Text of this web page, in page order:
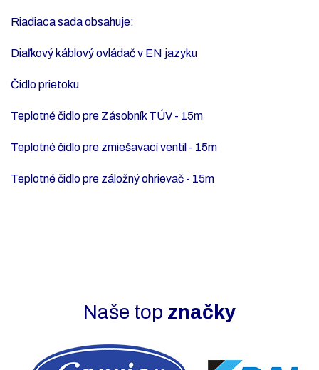
Riadiaca sada obsahuje:
Diaľkový káblový ovládač v EN jazyku
Čidlo prietoku
Teplotné čidlo pre Zásobník TÚV - 15m
Teplotné čidlo pre zmiešavací ventil - 15m
Teplotné čidlo pre záložný ohrievač - 15m
Naše top značky